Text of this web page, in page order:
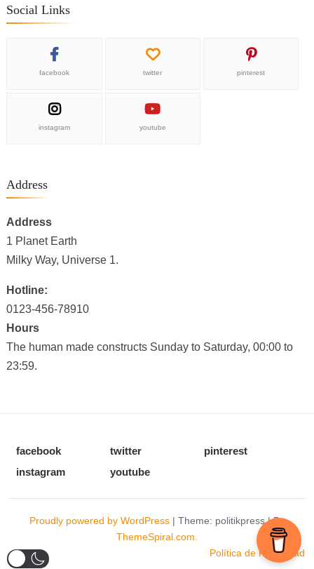
Social Links
facebook twitter pinterest
instagram youtube
Address
Address
1 Planet Earth
Milky Way, Universe 1.
Hotline:
0123-456-78910
Hours
The human made constructs Sunday to Saturday, 00:00 to
23:59.
facebook twitter
pinterest
instagram
youtube
Proudly powered by WordPress | Theme: politikpress|By
ThemeSpiral.com.
Política de Privacidad